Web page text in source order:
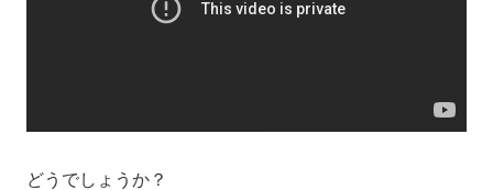
どうでしょうか？